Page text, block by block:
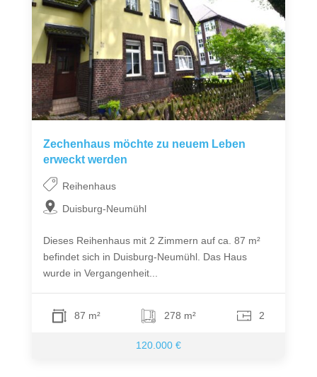
Zechenhaus möchte zu neuem Leben
erweckt werden
Reihenhaus
Duisburg-Neumühl
Dieses Reihenhaus mit 2 Zimmern auf ca. 87 m²
befindet sich in Duisburg-Neumühl. Das Haus
wurde in Vergangenheit...
87 m² 278 m² 2
120.000 €